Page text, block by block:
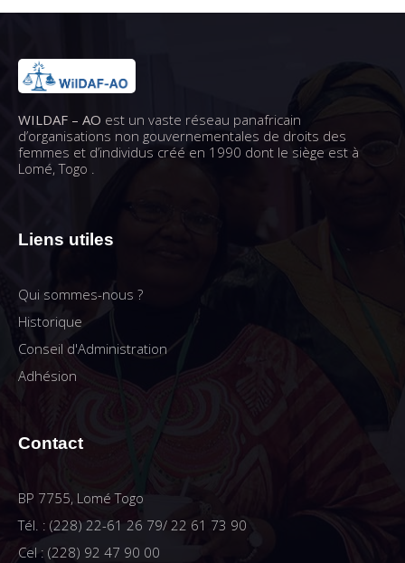
WILDAF – AO est un vaste réseau panafricain
d’organisations non gouvernementales de droits des
femmes et d’individus créé en 1990 dont le siège est à
Lomé, Togo .
Liens utiles
Qui sommes-nous ?
Historique
Conseil d'Administration
Adhésion
Contact
BP 7755, Lomé Togo
Tél. : (228) 22-61 26 79/ 22 61 73 90
Cel : (228) 92 47 90 00